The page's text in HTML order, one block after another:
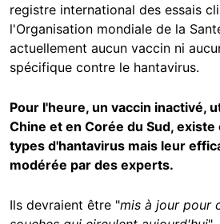
registre international des essais
l'Organisation mondiale de la
actuellement aucun vaccin ni
spécifique contre le hantavirus.
Pour l'heure, un vaccin inactivé,
Chine et en Corée du Sud,
types d'hantavirus mais leur
modérée par des experts.
Ils devraient être "mis à jour pour